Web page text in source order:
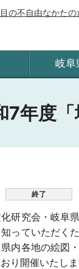
目の不自由なかた
岐阜
7年度
終了
研究会・岐阜
っていただく
内各地の絵図
り開催いたしま